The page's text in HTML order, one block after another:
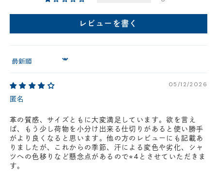
新製品については販売開始日より取扱いとなります。
在庫状況について
※在庫ありの表示の際にも売り切れや他のお客様の取り置きの場合がご
※在庫状況は随時変動しているため、ご来店時に売り切れの場合がござ
います。
最新の在庫状況については、ご利用店舗に直接お問い
レビューを書く
Sort by
05/12/2026
匿名
革の質感、サイズともに大変満足しています。欲を言え
ば、もう少し荷物を小分け出来る仕切りがあると使い勝手
がより良くなると思います。他の方のレビューにも記載あ
りましたが、これからの季節、汗による変色や劣化、シャ
ツへの色移りなど懸念点があるので⭐︎4とさせていただきま
す。